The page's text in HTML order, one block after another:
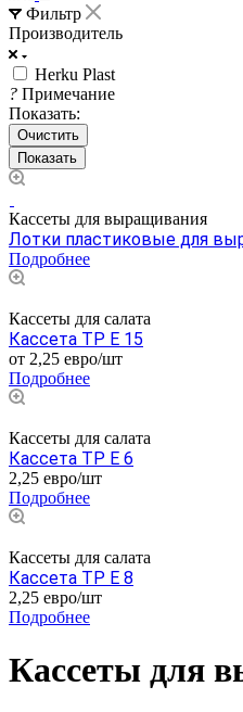
Фильтр
Производитель
Herku Plast
? Примечание
Показать:
Очистить
Кассеты для выращивания
Лотки пластиковые для
Подробнее
Кассеты для салата
Кассета TP E 15
от 2,25 евро/шт
Подробнее
Кассеты для салата
Кассета TP E 6
2,25 евро/шт
Подробнее
Кассеты для салата
Кассета TP E 8
2,25 евро/шт
Подробнее
Кассеты для